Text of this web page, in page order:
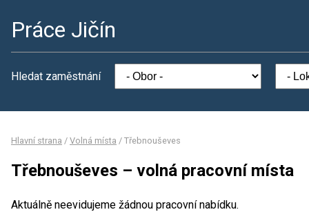
Práce Jičín
Hledat zaměstnání
Hlavní strana / Volná místa / Třebnouševes
Třebnouševes – volná pracovní místa
Aktuálně neevidujeme žádnou pracovní nabídku.